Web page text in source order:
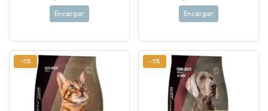
Encargar Encargar
-5% -5%